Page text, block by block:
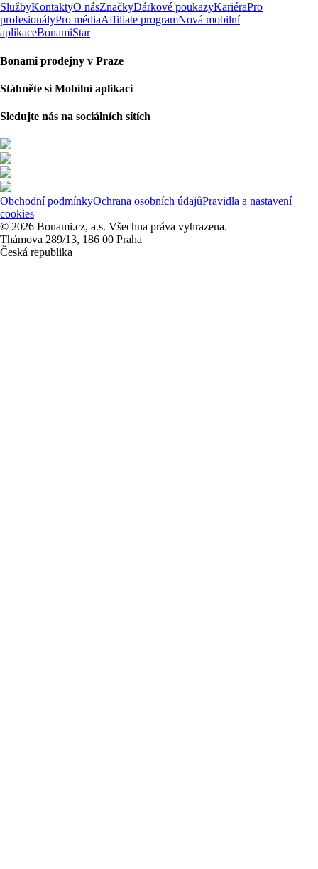
SlužbyKontaktyO násZnačkyDárkové poukazyKariéraPro
profesionályPro médiaAffiliate programNová mobilní
aplikaceBonamiStar
Bonami prodejny v Praze
Stáhněte si Mobilní aplikaci
Sledujte nás na sociálních sítích
Obchodní podmínkyOchrana osobních údajůPravidla a nastavení
cookies
© 2026 Bonami.cz, a.s. Všechna práva vyhrazena.
Thámova 289/13, 186 00 Praha
Česká republika